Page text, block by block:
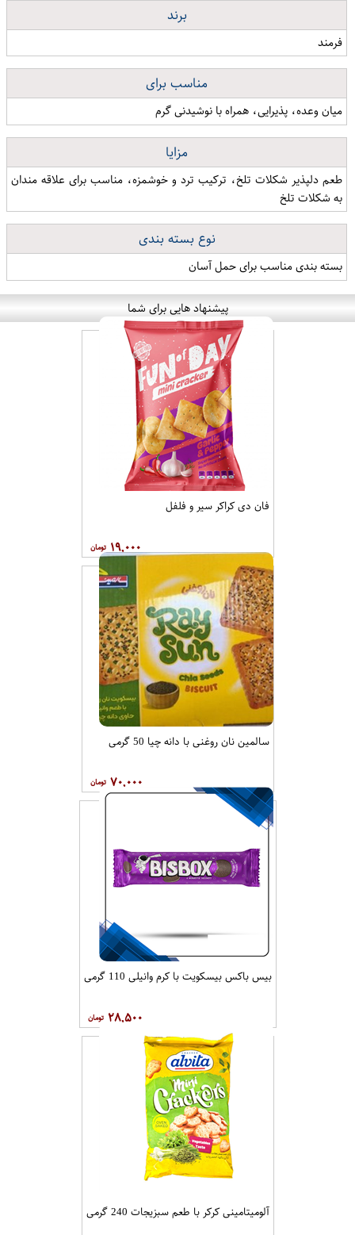
برند
فرمند
مناسب برای
میان وعده، پذیرایی، همراه با نوشیدنی گرم
مزایا
طعم دلپذیر شکلات تلخ، ترکیب ترد و خوشمزه، مناسب برای علاقه مندان
به شکلات تلخ
نوع بسته بندی
بسته بندی مناسب برای حمل آسان
پیشنهاد هایی برای شما
فان دی کراکر سیر و فلفل
۱۹,۰۰۰
سالمین نان روغنی با دانه چیا 50 گرمی
۷۰,۰۰۰
بیس باکس بیسکویت با کرم وانیلی 110 گرمی
۲۸,۵۰۰
آلومیتامینی کرکر با طعم سبزیجات 240 گرمی